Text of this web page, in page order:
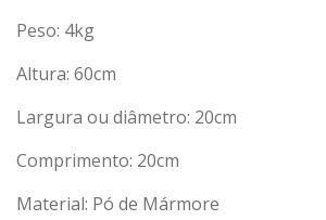
Peso: 4kg
Altura: 60cm
Largura ou diâmetro: 20cm
Comprimento: 20cm
Material: Pó de Mármore